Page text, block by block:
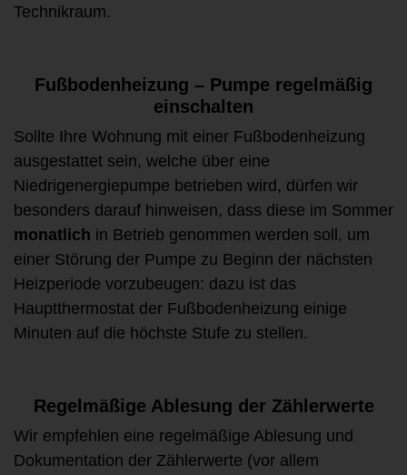
Technikraum.
Fußbodenheizung – Pumpe regelmäßig
einschalten
Sollte Ihre Wohnung mit einer Fußbodenheizung
ausgestattet sein, welche über eine
Niedrigenergiepumpe betrieben wird, dürfen wir
besonders darauf hinweisen, dass diese im Sommer
monatlich in Betrieb genommen werden soll, um
einer Störung der Pumpe zu Beginn der nächsten
Heizperiode vorzubeugen: dazu ist das
Hauptthermostat der Fußbodenheizung einige
Minuten auf die höchste Stufe zu stellen.
Regelmäßige Ablesung der Zählerwerte
Wir empfehlen eine regelmäßige Ablesung und
Dokumentation der Zählerwerte (vor allem